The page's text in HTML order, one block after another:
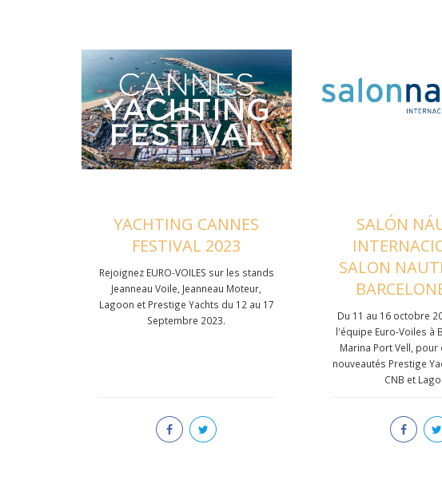
YACHTING CANNES
FESTIVAL 2023
Rejoignez EURO-VOILES sur les stands
Jeanneau Voile, Jeanneau Moteur,
Lagoon et Prestige Yachts du 12 au 17
Septembre 2023.
SALÓN
SALON
Du 11 au 16 octobre
l'équipe Euro-Voiles à
Marina Port Vell,
nouveautés Prestige
CNB et